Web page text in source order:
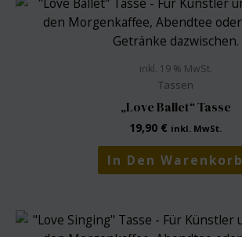
inkl. 19 % MwSt.
Tassen
„Love Ballet“ Tasse
19,90 € inkl. MwSt.
In Den Warenkorb